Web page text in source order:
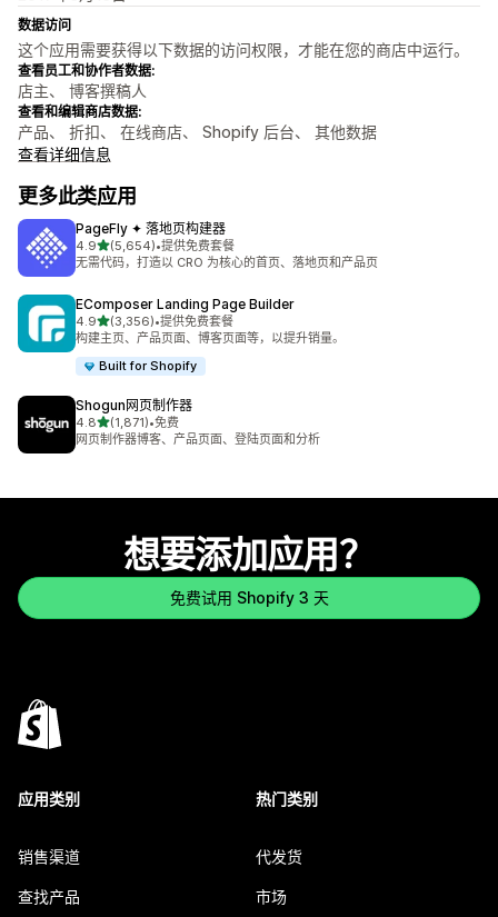
数据访问
这个应用需要获得以下数据的访问权限，才能在您的商店中运行。
查看员工和协作者数据:
店主、 博客撰稿人
查看和编辑商店数据:
产品、 折扣、 在线商店、 Shopify 后台、 其他数据
查看详细信息
更多此类应用
PageFly ✦ 落地页构建器
4.9星（满分 5 星）
(5,654)
总共 5654 条评论
•提供免费套餐
无需代码，打造以 CRO 为核心的首页、落地页和产品页
EComposer Landing Page Builder
4.9星（满分 5 星）
(3,356)
总共 3356 条评论
•提供免费套餐
构建主页、产品页面、博客页面等，以提升销量。
Built for Shopify
Shogun网页制作器
4.8星（满分 5 星）
(1,871)
总共 1871 条评论
•免费
网页制作器博客、产品页面、登陆页面和分析
想要添加应用？
免费试用 Shopify 3 天
应用类别
销售渠道
查找产品
热门类别
代发货
市场